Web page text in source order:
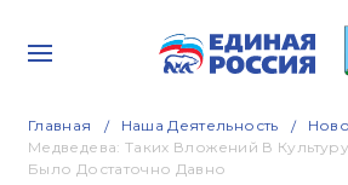
Главная Наша Деятельность
Медведева: Таких Вложений В
Было Достаточно Давно